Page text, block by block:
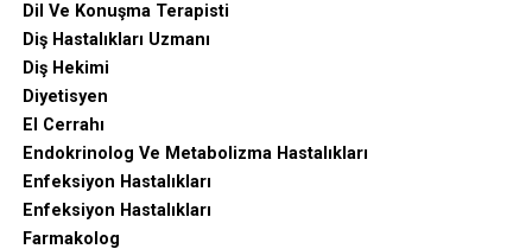
Dil Ve Konuşma Terapisti
Diş Hastalıkları Uzmanı
Diş Hekimi
Diyetisyen
El Cerrahı
Endokrinolog Ve Metabolizma Hastalıkları
Enfeksiyon Hastalıkları
Enfeksiyon Hastalıkları
Farmakolog